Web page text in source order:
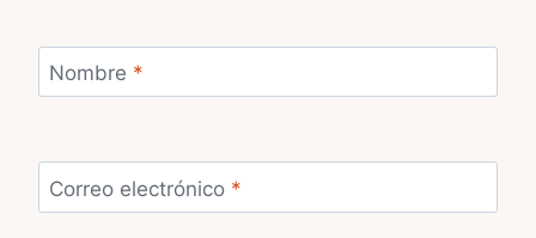
Nombre *
Correo electrónico *